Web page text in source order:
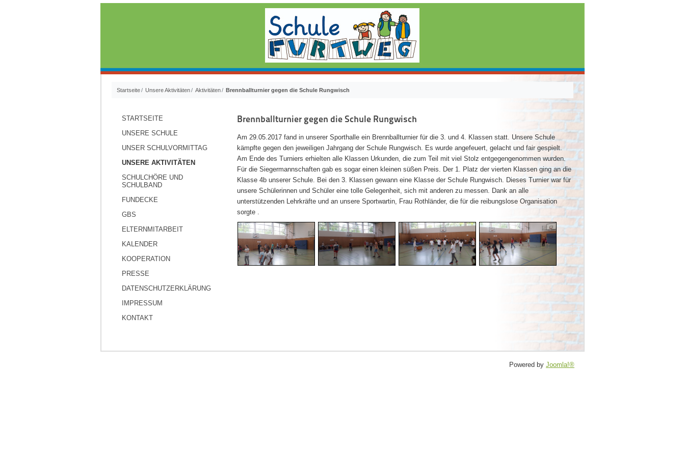
Startseite Unsere Aktivitäten Aktivitäten Brennballturnier gegen die Schule Rungwisch
STARTSEITE
UNSERE SCHULE
UNSER SCHULVORMITTAG
UNSERE AKTIVITÄTEN
SCHULCHÖRE UND
SCHULBAND
FUNDECKE
GBS
ELTERNMITARBEIT
KALENDER
KOOPERATION
PRESSE
DATENSCHUTZERKLÄRUNG
IMPRESSUM
KONTAKT
Brennballturnier gegen die Schule Rungwisch
Am 29.05.2017 fand in unserer Sporthalle ein Brennballturnier für die 3. und 4. Klassen statt. Unsere Schule
kämpfte gegen den jeweiligen Jahrgang der Schule Rungwisch. Es wurde angefeuert, gelacht und fair gespielt.
Am Ende des Turniers erhielten alle Klassen Urkunden, die zum Teil mit viel Stolz entgegengenommen wurden.
Für die Siegermannschaften gab es sogar einen kleinen süßen Preis. Der 1. Platz der vierten Klassen ging an die
Klasse 4b unserer Schule. Bei den 3. Klassen gewann eine Klasse der Schule Rungwisch. Dieses Turnier war für
unsere Schülerinnen und Schüler eine tolle Gelegenheit, sich mit anderen zu messen. Dank an alle
unterstützenden Lehrkräfte und an unsere Sportwartin, Frau Rothländer, die für die reibungslose Organisation
sorgte .
Powered by Joomla!®